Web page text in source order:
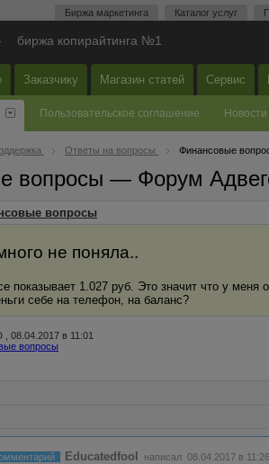
Биржа маркетинга Каталог услуг
биржа копирайтинга №1
Заказчику Магазин статей Сервис
Пользовательское соглашение Новости
Ответы на вопросы Финансовые
вопросы — Форум
вопросы
не поняла..
показывает 1.027 руб. Это значит что у
себе на телефон, на баланс?
08.04.2017 в 11:01
вопросы
Educatedfool написал 08.04.2017 в